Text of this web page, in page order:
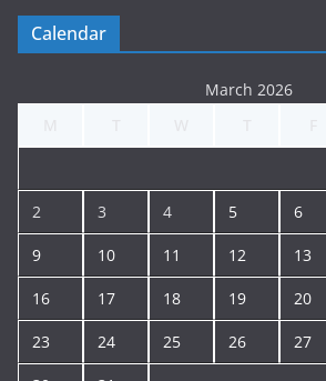
Calendar
March 2026
2 3 4 5 6
9 10 11 12 13
16 17 18 19 20
23 24 25 26 27